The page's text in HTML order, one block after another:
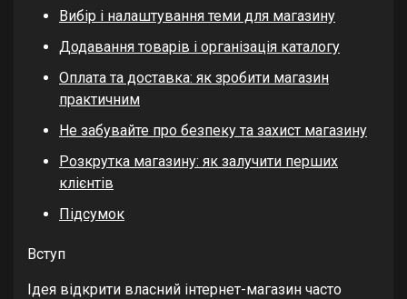
Вибір і налаштування теми для магазину
Додавання товарів і організація каталогу
Оплата та доставка: як зробити магазин
практичним
Не забувайте про безпеку та захист магазину
Розкрутка магазину: як залучити перших
клієнтів
Підсумок
Вступ
Ідея відкрити власний інтернет-магазин часто